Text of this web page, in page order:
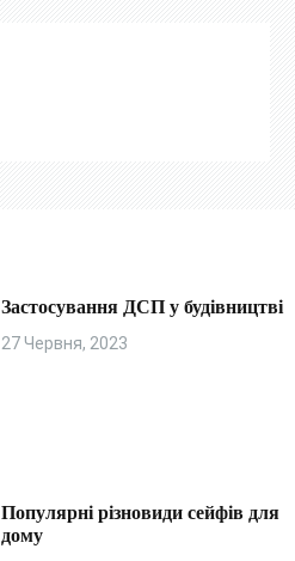
Застосування ДСП у будівництві
27 Червня, 2023
Популярні різновиди сейфів для
дому